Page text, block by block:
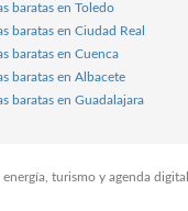
baratas en Toledo
baratas en Ciudad Real
baratas en Cuenca
baratas en Albacete
baratas en Guadalajara
turismo y agenda